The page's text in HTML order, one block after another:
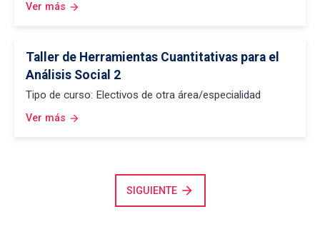
Ver más arrow_forward
Taller de Herramientas Cuantitativas para el
Análisis Social 2
Tipo de curso: Electivos de otra área/especialidad
Ver más arrow_forward
SIGUIENTE arrow_forward